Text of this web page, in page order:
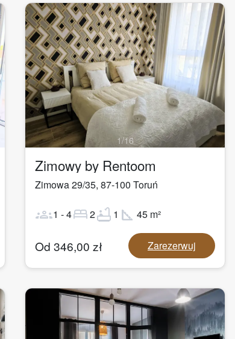
1/16
Zimowy by Rentoom
Zimowa 29/35,87-100 Toruń
groups1 -4bed2bathtub 1 square_foot45 m²
Od 346,00 zł Zarezerwuj